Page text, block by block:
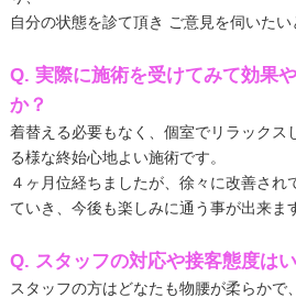
自分の状態を診て頂き ご意見を伺いたい
Q. 実際に施術を受けてみて効果
か？
着替える必要もなく、個室でリラックス
る様な終始心地よい施術です。
４ヶ月位経ちましたが、徐々に改善され
ていき、今後も楽しみに通う事が出来ま
Q. スタッフの対応や接客態度は
スタッフの方はどなたも物腰が柔らかで